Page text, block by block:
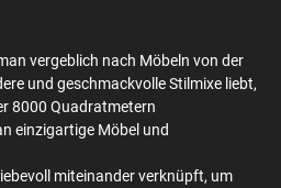
vergeblich nach Möbeln von der
und geschmackvolle Stilmixe liebt,
8000 Quadratmetern
einzigartige Möbel und
miteinander verknüpft, um